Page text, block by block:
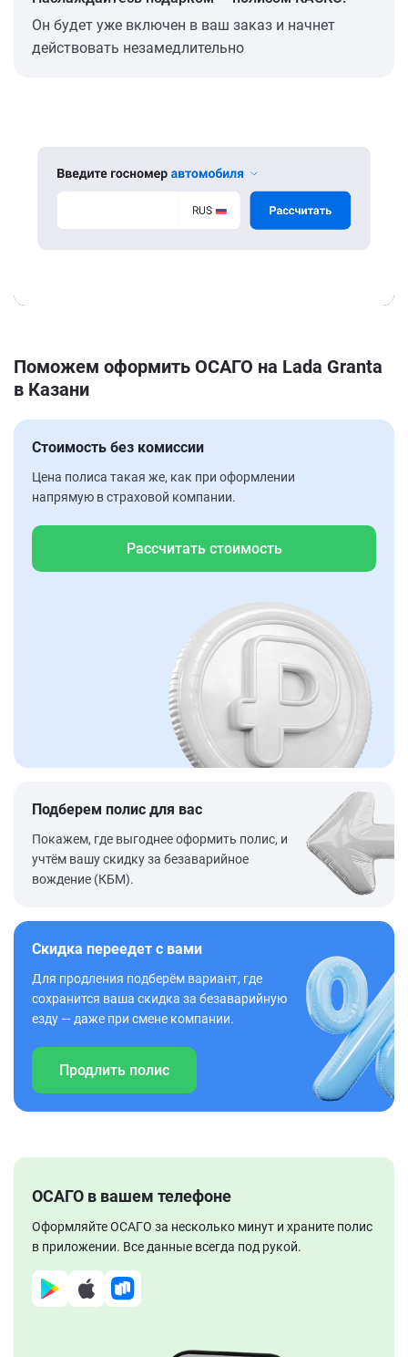
Он будет уже включен в ваш заказ и начнет
действовать незамедлительно
Поможем оформить ОСАГО на Lada Granta
в Казани
Стоимость без комиссии
Цена полиса такая же, как при оформлении
напрямую в страховой компании.
Рассчитать стоимость
Подберем полис для вас
Покажем, где выгоднее оформить полис, и
учтём вашу скидку за безаварийное
вождение (КБМ).
Скидка переедет с вами
Для продления подберём вариант, где
сохранится ваша скидка за безаварийную
езду — даже при смене компании.
Продлить полис
ОСАГО в вашем телефоне
Оформляйте ОСАГО за несколько минут и храните полис
в приложении. Все данные всегда под рукой.